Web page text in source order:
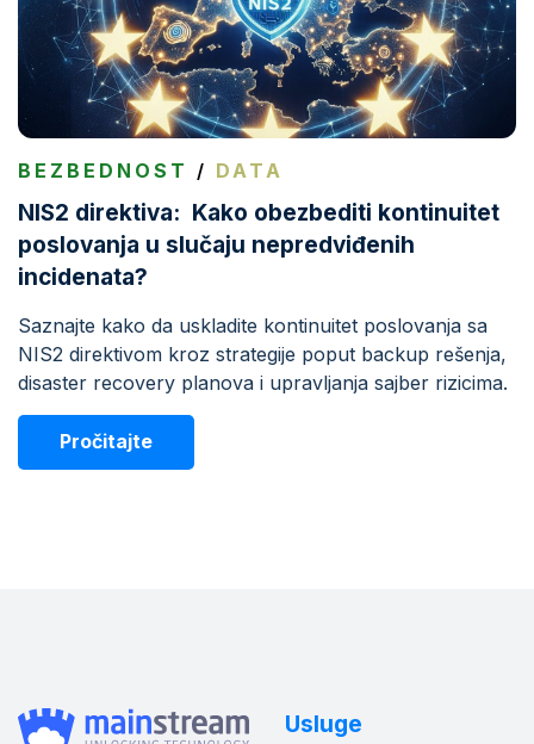
BEZBEDNOST / DATA
NIS2 direktiva: Kako obezbediti kontinuitet
poslovanja u slučaju nepredviđenih
incidenata?
Saznajte kako da uskladite kontinuitet poslovanja sa
NIS2 direktivom kroz strategije poput backup rešenja,
disaster recovery planova i upravljanja sajber rizicima.
Pročitajte
Usluge